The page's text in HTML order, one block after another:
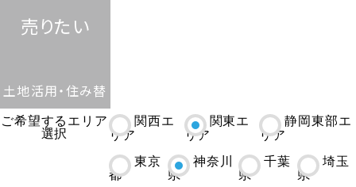
売りたい
土地活用・住み替
え・
▲
ご希望するエリア
選択
関西エ
リア
関東エ
リア
静岡東部エ
リア
東京
都
神奈川
県
千葉
県
埼玉
県